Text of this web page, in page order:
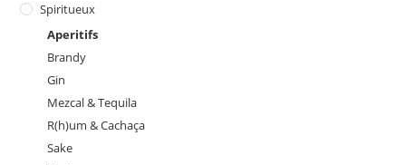
Spiritueux
Aperitifs
Brandy
Gin
Mezcal & Tequila
R(h)um & Cachaça
Sake